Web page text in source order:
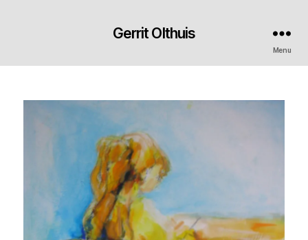
Gerrit Olthuis
Menu